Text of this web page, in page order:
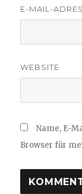
E-MAIL-
WEBSITE
Name, E-
Browser für